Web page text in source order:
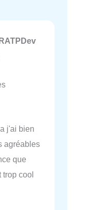
j'ai bien
agréables
que
trop cool